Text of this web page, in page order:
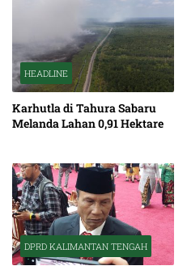
HEADLINE
Karhutla di Tahura Sabaru
Melanda Lahan 0,91 Hektare
DPRD KALIMANTAN TENGAH